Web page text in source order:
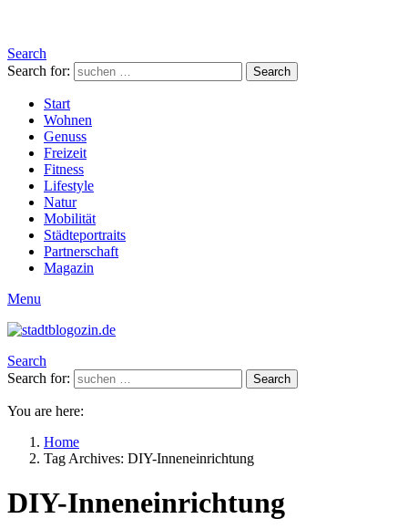
Search
Search for:
Search
Start
Wohnen
Genuss
Freizeit
Fitness
Lifestyle
Natur
Mobilität
Städteportraits
Partnerschaft
Magazin
Menu
Search
Search for:
Search
You are here:
Home
Tag Archives: DIY-Inneneinrichtung
DIY-Inneneinrichtung